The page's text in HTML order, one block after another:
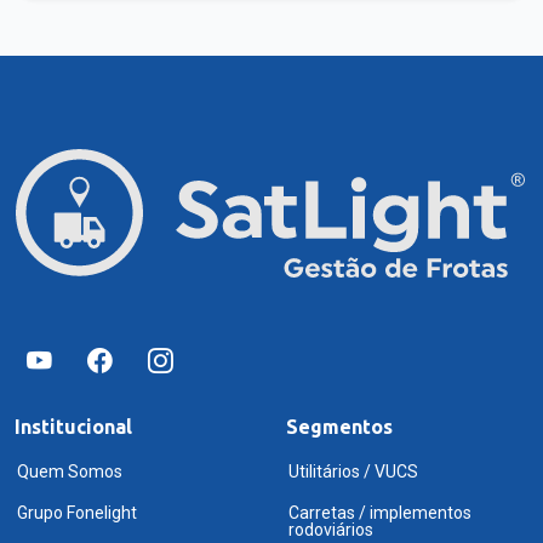
Institucional
Quem Somos
Grupo Fonelight
Segmentos
Utilitários / VUCS
Carretas / implementos
rodoviários